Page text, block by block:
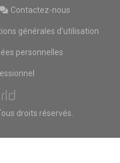
Contactez-nous
générales d'utilisation
personnelles
droits réservés.